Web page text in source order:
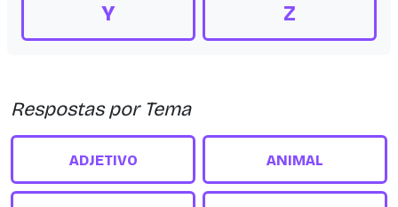
Y Z
Respostas por Tema
ADJETIVO ANIMAL